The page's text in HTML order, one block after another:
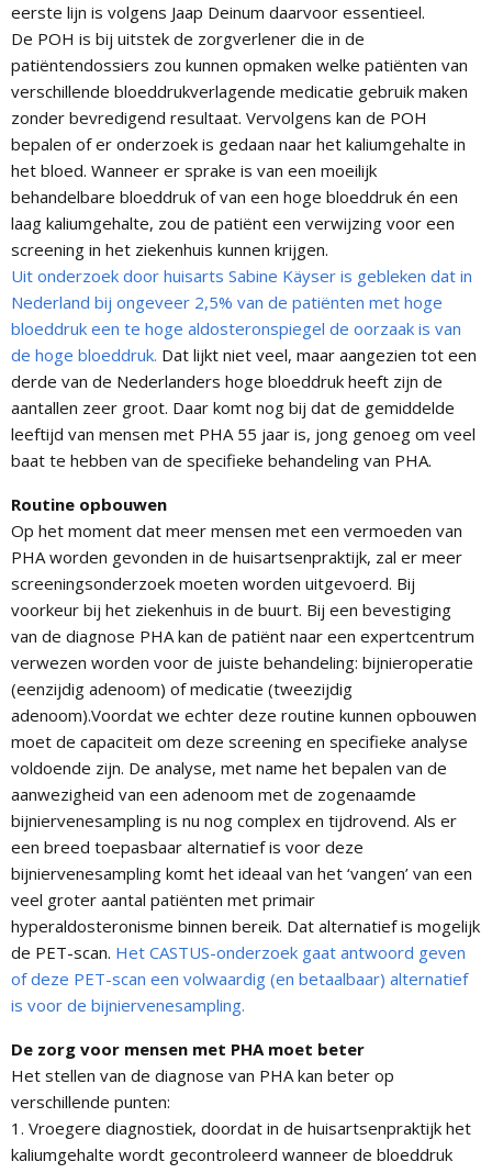
eerste lijn is volgens Jaap Deinum daarvoor essentieel.
De POH is bij uitstek de zorgverlener die in de
patiëntendossiers zou kunnen opmaken welke patiënten van
verschillende bloeddrukverlagende medicatie gebruik maken
zonder bevredigend resultaat. Vervolgens kan de POH
bepalen of er onderzoek is gedaan naar het kaliumgehalte in
het bloed. Wanneer er sprake is van een moeilijk
behandelbare bloeddruk of van een hoge bloeddruk én een
laag kaliumgehalte, zou de patiënt een verwijzing voor een
screening in het ziekenhuis kunnen krijgen.
Uit onderzoek door huisarts Sabine Käyser is gebleken dat in
Nederland bij ongeveer 2,5% van de patiënten met hoge
bloeddruk een te hoge aldosteronspiegel de oorzaak is van
de hoge bloeddruk. Dat lijkt niet veel, maar aangezien tot een
derde van de Nederlanders hoge bloeddruk heeft zijn de
aantallen zeer groot. Daar komt nog bij dat de gemiddelde
leeftijd van mensen met PHA 55 jaar is, jong genoeg om veel
baat te hebben van de specifieke behandeling van PHA.
Routine opbouwen
Op het moment dat meer mensen met een vermoeden van
PHA worden gevonden in de huisartsenpraktijk, zal er meer
screeningsonderzoek moeten worden uitgevoerd. Bij
voorkeur bij het ziekenhuis in de buurt. Bij een bevestiging
van de diagnose PHA kan de patiënt naar een expertcentrum
verwezen worden voor de juiste behandeling: bijnieroperatie
(eenzijdig adenoom) of medicatie (tweezijdig
adenoom).Voordat we echter deze routine kunnen opbouwen
moet de capaciteit om deze screening en specifieke analyse
voldoende zijn. De analyse, met name het bepalen van de
aanwezigheid van een adenoom met de zogenaamde
bijniervenesampling is nu nog complex en tijdrovend. Als er
een breed toepasbaar alternatief is voor deze
bijniervenesampling komt het ideaal van het ‘vangen’ van een
veel groter aantal patiënten met primair
hyperaldosteronisme binnen bereik. Dat alternatief is mogelijk
de PET-scan. Het CASTUS-onderzoek gaat antwoord geven
of deze PET-scan een volwaardig (en betaalbaar) alternatief
is voor de bijniervenesampling.
De zorg voor mensen met PHA moet beter
Het stellen van de diagnose van PHA kan beter op
verschillende punten:
1. Vroegere diagnostiek, doordat in de huisartsenpraktijk het
kaliumgehalte wordt gecontroleerd wanneer de bloeddruk